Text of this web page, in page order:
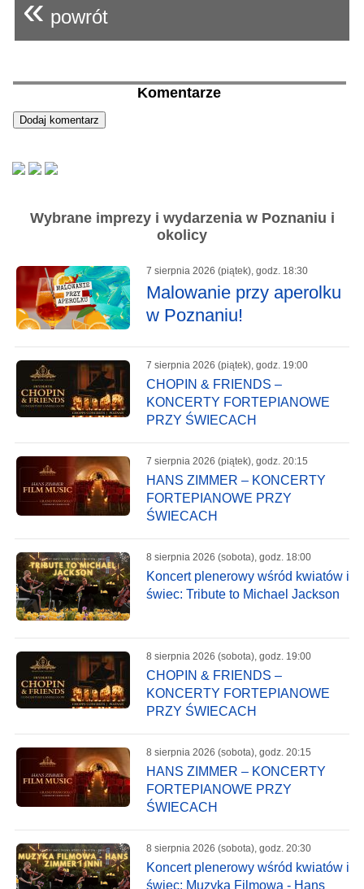
« powrót
Komentarze
Wybrane imprezy i wydarzenia w Poznaniu i
okolicy
7 sierpnia 2026 (piątek), godz. 18:30
Malowanie przy aperolku
w Poznaniu!
7 sierpnia 2026 (piątek), godz. 19:00
CHOPIN & FRIENDS –
KONCERTY FORTEPIANOWE
PRZY ŚWIECACH
7 sierpnia 2026 (piątek), godz. 20:15
HANS ZIMMER – KONCERTY
FORTEPIANOWE PRZY
ŚWIECACH
8 sierpnia 2026 (sobota), godz. 18:00
Koncert plenerowy wśród kwiatów i
świec: Tribute to Michael Jackson
8 sierpnia 2026 (sobota), godz. 19:00
CHOPIN & FRIENDS –
KONCERTY FORTEPIANOWE
PRZY ŚWIECACH
8 sierpnia 2026 (sobota), godz. 20:15
HANS ZIMMER – KONCERTY
FORTEPIANOWE PRZY
ŚWIECACH
8 sierpnia 2026 (sobota), godz. 20:30
Koncert plenerowy wśród kwiatów i
świec: Muzyka Filmowa - Hans